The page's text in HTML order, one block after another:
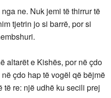
ne. Nuk jemi të thirrur të
tjetrin jo si barrë, por si
altarët e Kishës, por në çdo
çdo hap të vogël që bëjmë
re: një udhë ku secili prej